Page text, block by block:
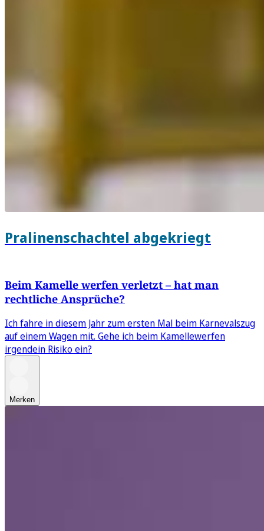
Pralinenschachtel abgekriegt
Beim Kamelle werfen verletzt – hat man
rechtliche Ansprüche?
Ich fahre in diesem Jahr zum ersten Mal beim Karnevalszug
auf einem Wagen mit. Gehe ich beim Kamellewerfen
irgendein Risiko ein?
Merken